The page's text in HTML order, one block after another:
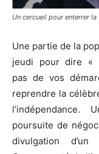
Un cercueil pour enterrer
Une partie de la
jeudi pour dire «
pas de vos
reprendre la
poursuite de
divulgation